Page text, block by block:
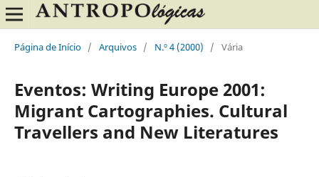
Página de Início / Arquivos / N.º 4 (2000) / Vária
Eventos: Writing Europe 2001:
Migrant Cartographies. Cultural
Travellers and New Literatures